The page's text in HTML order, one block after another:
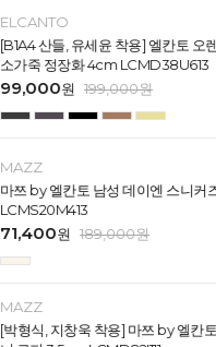
ELCANTO
[B1A4 산들, 유세윤 착용] 엘칸토 오
소가죽 정장화 4cm LCMD38U613
99,000원 199,000원
MAZZ
마쯔 by 엘칸토 남성 데이엔 스니커
LCMS20M413
71,400원 189,000원
MAZZ
[박형식, 지창욱 착용] 마쯔 by 엘칸